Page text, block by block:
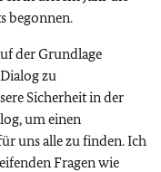
begonnen.
der Grundlage
zu
Sicherheit in der
um einen
uns alle zu finden. Ich
Fragen wie